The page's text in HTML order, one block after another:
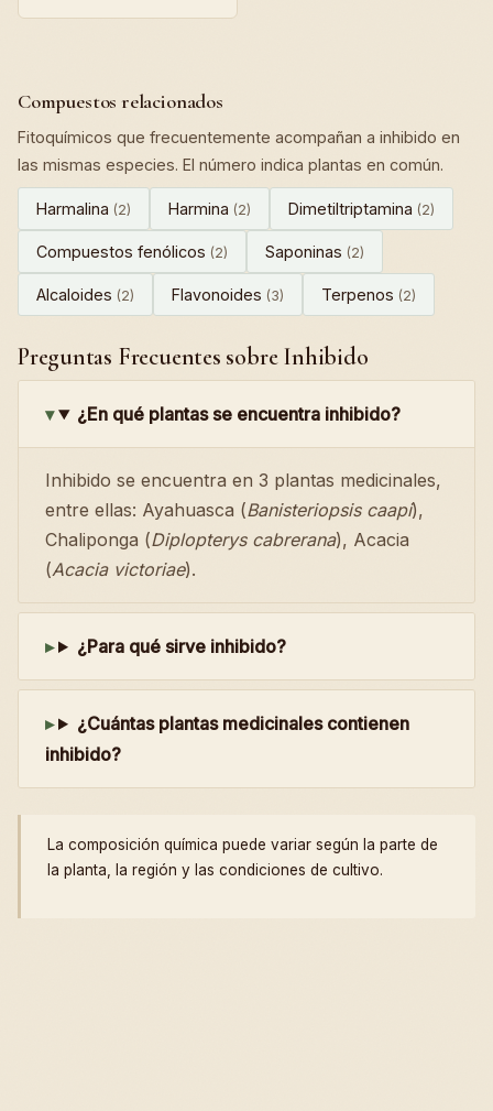
Compuestos relacionados
Fitoquímicos que frecuentemente acompañan a inhibido en
las mismas especies. El número indica plantas en común.
Harmalina (2) Harmina (2) Dimetiltriptamina (2)
Compuestos fenólicos (2) Saponinas (2)
Alcaloides (2) Flavonoides (3) Terpenos (2)
Preguntas Frecuentes sobre Inhibido
¿En qué plantas se encuentra inhibido?
Inhibido se encuentra en 3 plantas medicinales,
entre ellas: Ayahuasca (Banisteriopsis caapi),
Chaliponga (Diplopterys cabrerana), Acacia
(Acacia victoriae).
¿Para qué sirve inhibido?
¿Cuántas plantas medicinales contienen
inhibido?
La composición química puede variar según la parte de
la planta, la región y las condiciones de cultivo.